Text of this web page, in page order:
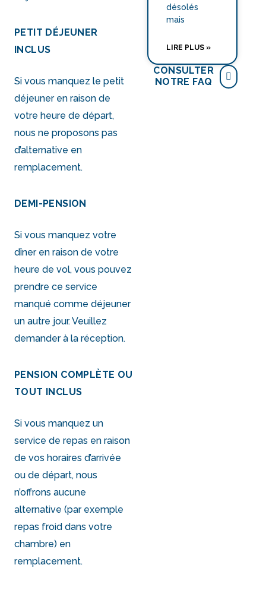
PETIT DÉJEUNER
INCLUS
Si vous manquez le petit
déjeuner en raison de
votre heure de départ,
nous ne proposons pas
d’alternative en
remplacement.
DEMI-PENSION
Si vous manquez votre
dîner en raison de votre
heure de vol, vous pouvez
prendre ce service
manqué comme déjeuner
un autre jour. Veuillez
demander à la réception.
PENSION COMPLÈTE OU
TOUT INCLUS
Si vous manquez un
service de repas en raison
de vos horaires d’arrivée
ou de départ, nous
n’offrons aucune
alternative (par exemple
repas froid dans votre
chambre) en
remplacement.
désolés
mais
LIRE PLUS »
CONSULTER
NOTRE FAQ